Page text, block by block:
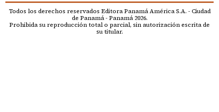
Todos los derechos reservados Editora Panamá América S.A. - Ciudad
de Panamá - Panamá 2026.
Prohibida su reproducción total o parcial, sin autorización escrita de
su titular.